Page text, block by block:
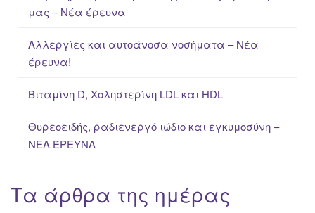
μας – Νέα έρευνα
Αλλεργίες και αυτοάνοσα νοσήματα – Νέα
έρευνα!
Βιταμίνη D, Χοληστερίνη LDL και HDL
Θυρεοειδής, ραδιενεργό ιώδιο και εγκυμοσύνη –
ΝΕΑ ΈΡΕΥΝΑ
Τα άρθρα της ημέρας